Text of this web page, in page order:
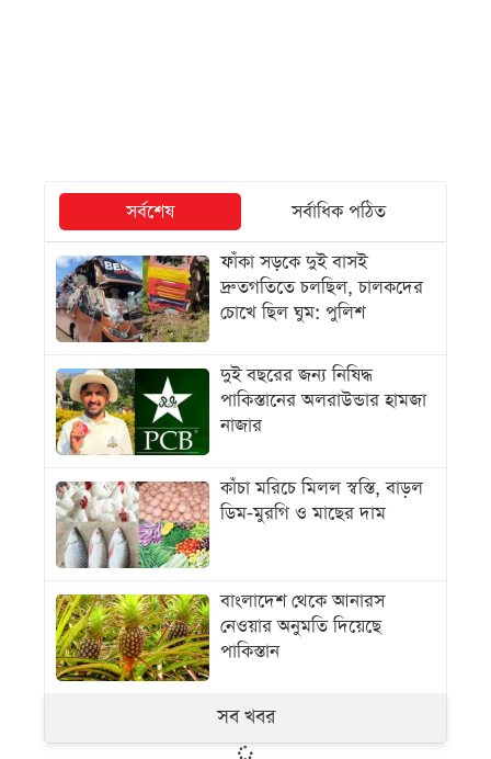
সর্বশেষ
সর্বাধিক পঠিত
ফাঁকা সড়কে দুই বাসই
দ্রুতগতিতে চলছিল, চালকদের
চোখে ছিল ঘুম: পুলিশ
দুই বছরের জন্য নিষিদ্ধ
পাকিস্তানের অলরাউন্ডার হামজা
নাজার
কাঁচা মরিচে মিলল স্বস্তি, বাড়ল
ডিম-মুরগি ও মাছের দাম
বাংলাদেশ থেকে আনারস
নেওয়ার অনুমতি দিয়েছে
পাকিস্তান
সব খবর